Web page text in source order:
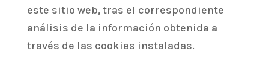
este sitio web, tras el correspondiente
análisis de la información obtenida a
través de las cookies instaladas.